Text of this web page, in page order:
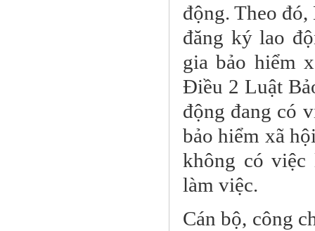
động. Theo
đăng ký lao
gia bảo hiểm
Điều 2 Luật
động đang có
bảo hiểm xã
không có việc
làm việc.
Cán bộ, công